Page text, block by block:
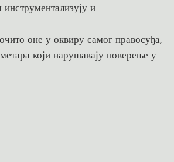
и
оне у оквиру самог правосуђа,
који нарушавају поверење у